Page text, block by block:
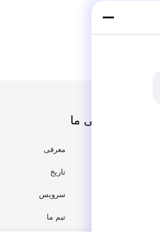
دربارهی ما
معرفی
تاریخ
سرویس
تیم ما